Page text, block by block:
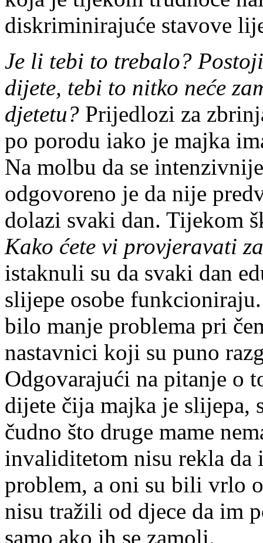
diskriminirajuće stavove
Je li tebi to trebalo?
dijete, tebi to nitko neće
djetetu? Prijedlozi za
po porodu iako je majka
Na molbu da se
odgovoreno je da nije
dolazi svaki dan. Tijekom
Kako ćete vi provjeravati
istaknuli su da svaki dan
slijepe osobe
bilo manje problema pri
nastavnici koji su puno
Odgovarajući na pitanje o
dijete čija majka je slijepa,
čudno što druge mame
invaliditetom nisu rekla
problem, a oni su bili vrlo
nisu tražili od djece da im
samo ako ih se zamoli.